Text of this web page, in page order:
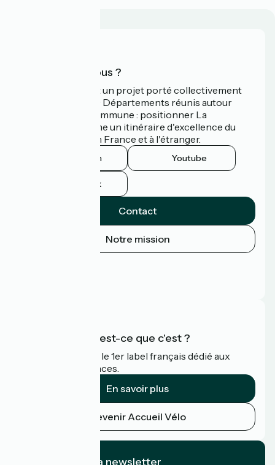
Qui sommes-nous ?
La Vélodyssée est un projet porté collectivement
par 3 Régions et 9 Départements réunis autour
d'une ambition commune : positionner La
Vélodyssée comme un itinéraire d'excellence du
tourisme à vélo en France et à l'étranger.
Instagram Youtube
Facebook
Contact
Notre mission
Accueil Vélo qu'est-ce que c'est ?
Accueil Vélo c'est le 1er label français dédié aux
cyclistes en vacances.
En savoir plus
Devenir Accueil Vélo
Je m'abonne à la newsletter